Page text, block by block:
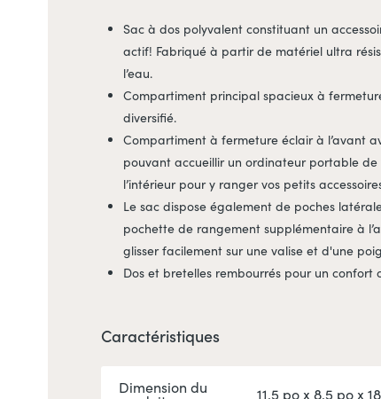
Sac à dos polyvalent constituant un
actif! Fabriqué à partir de matériel ultra
l’eau.
Compartiment principal spacieux à
diversifié.
Compartiment à fermeture éclair à l’avant
pouvant accueillir un ordinateur portable de
l’intérieur pour y ranger vos petits
Le sac dispose également de poches
pochette de rangement supplémentaire à
glisser facilement sur une valise et d'une
Dos et bretelles rembourrés pour un confort
Caractéristiques
Dimension du 11.5 po x 8.5 po x